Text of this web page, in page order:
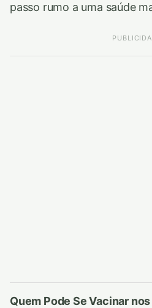
passo rumo a uma saúde
Quem Pode Se Vacinar